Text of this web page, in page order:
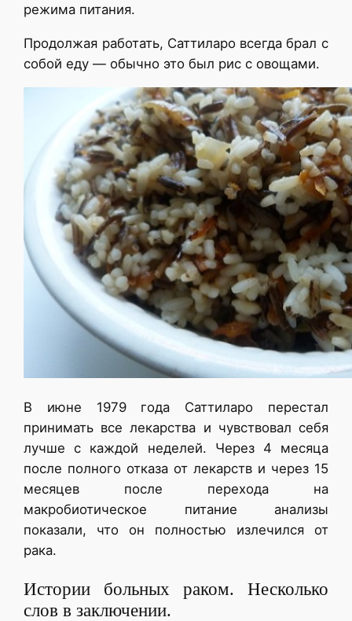
режима питания.
Продолжая работать, Саттиларо всегда брал с
собой еду — обычно это был рис с овощами.
В июне 1979 года Саттиларо перестал
принимать все лекарства и чувствовал себя
лучше с каждой неделей. Через 4 месяца
после полного отказа от лекарств и через 15
месяцев после перехода на
макробиотическое питание анализы
показали, что он полностью излечился от
рака.
Истории больных раком. Несколько
слов в заключении.